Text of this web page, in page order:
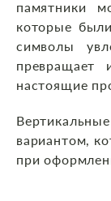
памятники
которые
символы
настоящие
вариантом,
при